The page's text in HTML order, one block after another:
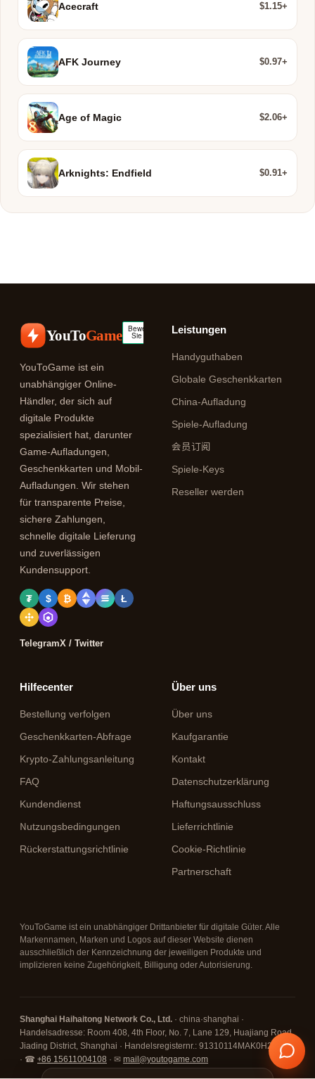
Acecraft $1.15+
AFK Journey $0.97+
Age of Magic $2.06+
Arknights: Endfield $0.91+
YouToGame
YouToGame ist ein
unabhängiger Online-
Händler, der sich auf
digitale Produkte
spezialisiert hat, darunter
Game-Aufladungen,
Geschenkkarten und Mobil-
Aufladungen. Wir stehen
für transparente Preise,
sichere Zahlungen,
schnelle digitale Lieferung
und zuverlässigen
Kundensupport.
₮ $ ₿ Ł
TelegramX / Twitter
Leistungen
Handyguthaben
Globale Geschenkkarten
China-Aufladung
Spiele-Aufladung
会员订阅
Spiele-Keys
Reseller werden
Hilfecenter
Bestellung verfolgen
Geschenkkarten-Abfrage
Krypto-Zahlungsanleitung
FAQ
Kundendienst
Nutzungsbedingungen
Rückerstattungsrichtlinie
Über uns
Über uns
Kaufgarantie
Kontakt
Datenschutzerklärung
Haftungsausschluss
Lieferrichtlinie
Cookie-Richtlinie
Partnerschaft
YouToGame ist ein unabhängiger Drittanbieter für digitale Güter. Alle
Markennamen, Marken und Logos auf dieser Website dienen
ausschließlich der Kennzeichnung der jeweiligen Produkte und
implizieren keine Zugehörigkeit, Billigung oder Autorisierung.
Shanghai Haihaitong Network Co., Ltd. · china·shanghai ·
Handelsadresse: Room 408, 4th Floor, No. 7, Lane 129, Huajiang Road,
Jiading District, Shanghai · Handelsregisternr.: 91310114MAK0H26D67
· ☎ +86 15611004108 · ✉ mail@youtogame.com